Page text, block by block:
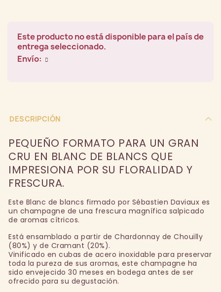
Este producto no está disponible para el país de
entrega seleccionado.
Envío:
DESCRIPCIÓN
PEQUEÑO FORMATO PARA UN GRAN
CRU EN BLANC DE BLANCS QUE
IMPRESIONA POR SU FLORALIDAD Y
FRESCURA.
Este Blanc de blancs firmado por Sébastien Daviaux es
un champagne de una frescura magnífica salpicado
de aromas cítricos.
Está ensamblado a partir de Chardonnay de Chouilly
(80%) y de Cramant (20%).
Vinificado en cubas de acero inoxidable para preservar
toda la pureza de sus aromas, este champagne ha
sido envejecido 30 meses en bodega antes de ser
ofrecido para su degustación.